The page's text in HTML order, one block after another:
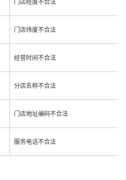
门店经度不合法
门店纬度不合法
经营时间不合法
分店名称不合法
门店地址编码不合法
服务电话不合法